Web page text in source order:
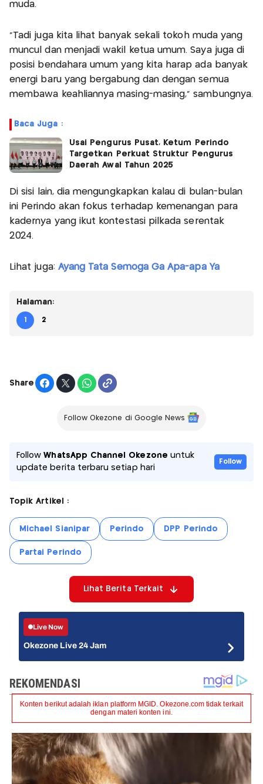
muda.
"Tadi juga kita lihat banyak sekali tokoh muda yang
muncul dan menjadi wakil ketua umum. Saya juga di
posisi bendahara umum yang kita harap ada banyak
energi baru yang bergabung dan dengan semua
membawa keahliannya masing-masing," sambungnya.
Baca Juga :
Usai Pengurus Pusat, Ketum Perindo
Targetkan Perkuat Struktur Pengurus
Daerah Awal Tahun 2025
Di sisi lain, dia mengungkapkan kalau di bulan-bulan
ini Perindo akan fokus terhadap kemenangan para
kadernya yang ikut kontestasi pilkada serentak
2024.
Lihat juga: Ayang Tata Semoga Ga Apa-apa Ya
Halaman:
1 2
Share
Follow Okezone di Google News
FollowWhatsApp Channel Okezone untuk
update berita terbaru setiap hari
Follow
Topik Artikel :
Michael Sianipar Perindo DPP Perindo
Partai Perindo
Lihat Berita Terkait
Live Now
Okezone Live 24 Jam